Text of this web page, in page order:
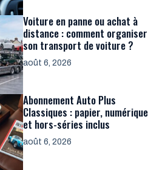
Voiture en panne ou achat à
distance : comment organiser
son transport de voiture ?
août 6, 2026
Abonnement Auto Plus
Classiques : papier, numérique
et hors-séries inclus
août 6, 2026